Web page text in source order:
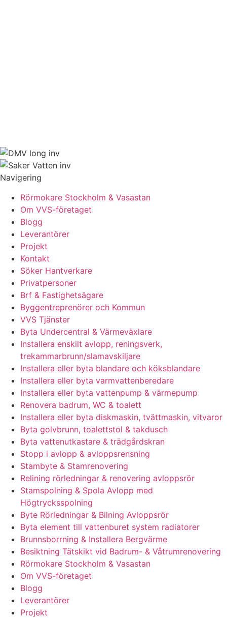
Navigering
Rörmokare Stockholm & Vasastan
Om VVS-företaget
Blogg
Leverantörer
Projekt
Kontakt
Söker Hantverkare
Privatpersoner
Brf & Fastighetsägare
Byggentreprenörer och Kommun
VVS Tjänster
Byta Undercentral & Värmeväxlare
Installera enskilt avlopp, reningsverk,
trekammarbrunn/slamavskiljare
Installera eller byta blandare och köksblandare
Installera eller byta varmvattenberedare
Installera eller byta vattenpump & värmepump
Renovera badrum, WC & toalett
Installera eller byta diskmaskin, tvättmaskin, vitvaror
Byta golvbrunn, toalettstol & takdusch
Byta vattenutkastare & trädgårdskran
Stopp i avlopp & avloppsrensning
Stambyte & Stamrenovering
Relining rörledningar & renovering avloppsrör
Stamspolning & Spola Avlopp med
Högtrycksspolning
Byte Rörledningar & Bilning Avloppsrör
Byta element till vattenburet system radiatorer
Brunnsborrning & Installera Bergvärme
Besiktning Tätskikt vid Badrum- & Våtrumrenovering
Rörmokare Stockholm & Vasastan
Om VVS-företaget
Blogg
Leverantörer
Projekt